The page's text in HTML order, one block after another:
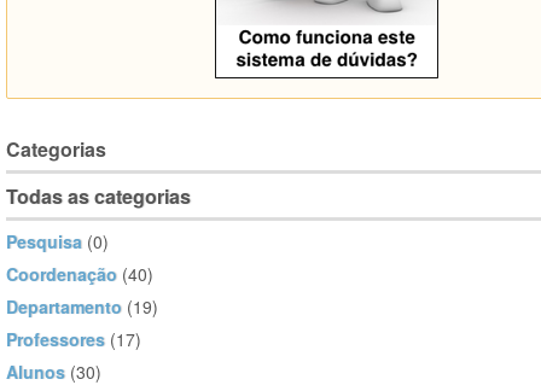
Categorias
Todas as categorias
Pesquisa (0)
Coordenação (40)
Departamento (19)
Professores (17)
Alunos (30)